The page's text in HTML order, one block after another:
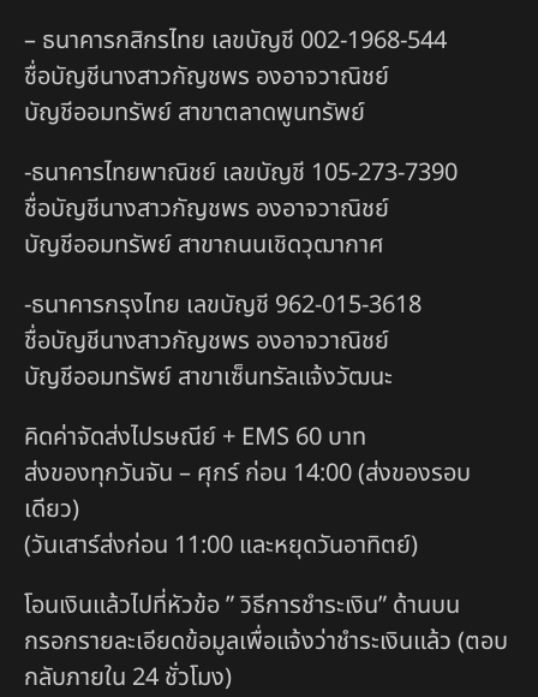
– ธนาคารกสิกรไทย เลขบัญชี 002-1968-544
ชื่อบัญชีนางสาวกัญชพร องอาจวาณิชย์
บัญชีออมทรัพย์ สาขาตลาดพูนทรัพย์
-ธนาคารไทยพาณิชย์ เลขบัญชี 105-273-7390
ชื่อบัญชีนางสาวกัญชพร องอาจวาณิชย์
บัญชีออมทรัพย์ สาขาถนนเชิดวุฒากาศ
-ธนาคารกรุงไทย เลขบัญชี 962-015-3618
ชื่อบัญชีนางสาวกัญชพร องอาจวาณิชย์
บัญชีออมทรัพย์ สาขาเซ็นทรัลแจ้งวัฒนะ
คิดค่าจัดส่งไปรษณีย์ + EMS 60 บาท
ส่งของทุกวันจัน – ศุกร์ ก่อน 14:00 (ส่งของรอบ
เดียว)
(วันเสาร์ส่งก่อน 11:00 และหยุดวันอาทิตย์)
โอนเงินแล้วไปที่หัวข้อ ” วิธีการชำระเงิน” ด้านบน
กรอกรายละเอียดข้อมูลเพื่อแจ้งว่าชำระเงินแล้ว (ตอบ
กลับภายใน 24 ชั่วโมง)